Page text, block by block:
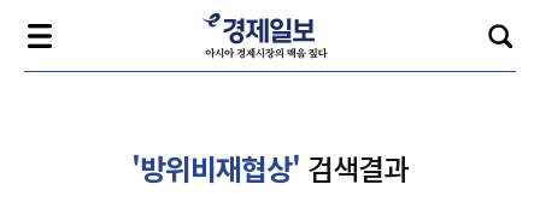
'방위비재협상' 검색결과